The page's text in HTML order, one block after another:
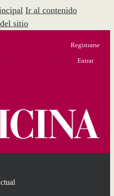
Ir al contenido
sitio
Registrarse
Entrar